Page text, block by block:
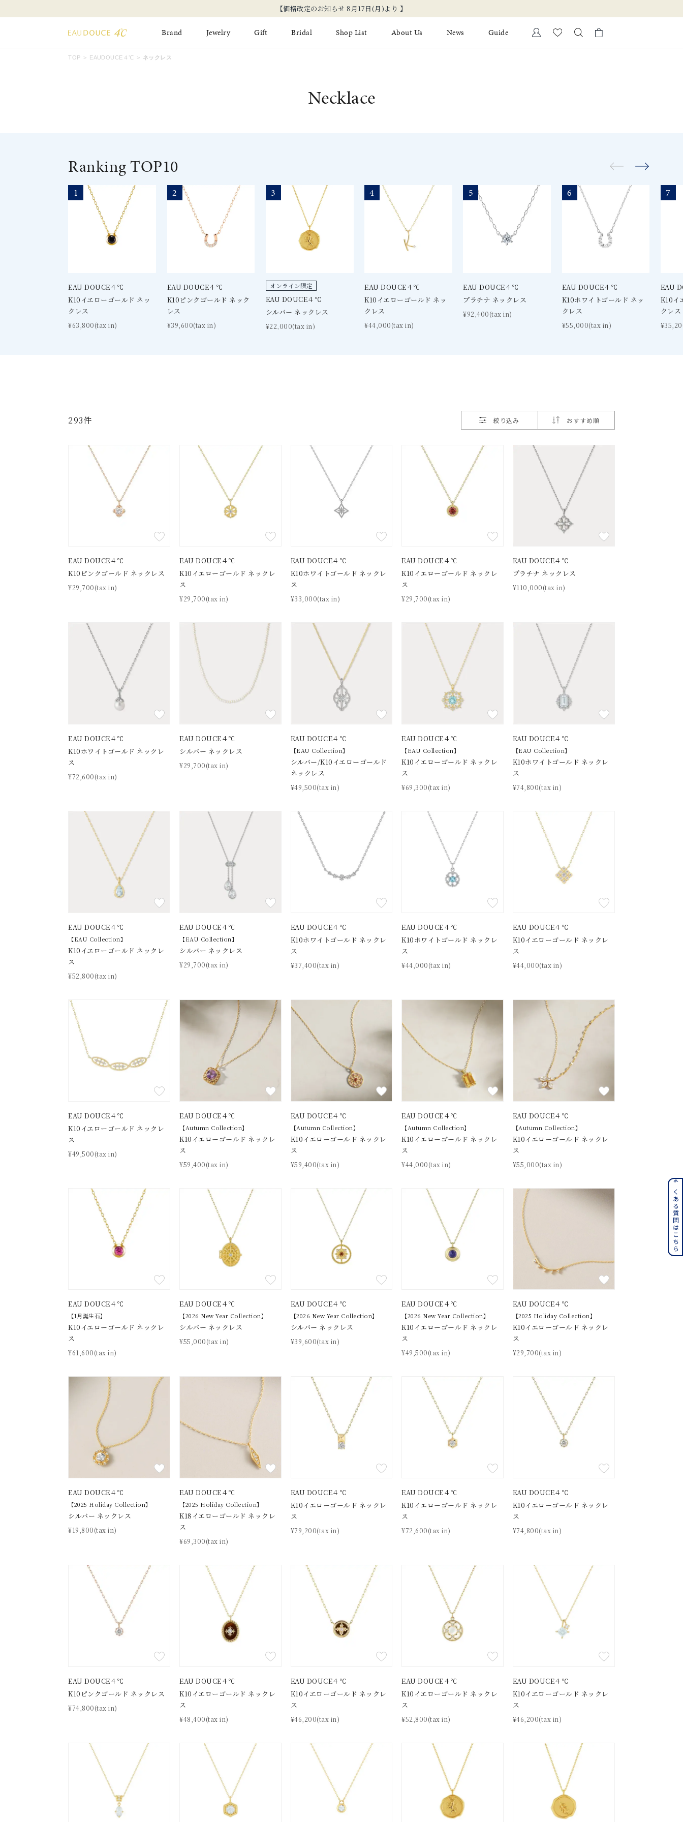
【価格改定のお知らせ 8月17日(月)より 】
Brand Jewelry
Earring
Gift Bridal Shop List About Us News Guide
キーワードで検索する
人気検索キーワード #ペア #ハーフエタニティリング #メンズ ネックレス
カテゴリー
カラー イエローカラー ホワイトカラー トリプルカラー その他
誕生石
1月の誕生石 3月の誕生石 5月の誕生石
6月の誕生石
7月の誕生石
9月の誕生石 11月の誕生石 12月の誕生石
フラワー
クロス
星座 イニシャル リボン その他
クリア ピンク パープル グリーン イエロー
ブラウン
レッド
ファッションテイスト フェミニン エレガント カジュアル フォーマル モード シンプル ユニセックス
ご褒美 デート 結婚式
コレクション
耳周りジュエリー
ベストセレクション
公式オンラインショップ限定
リングサイズ
リングサイズ
在庫ありのみ すべて表示
リセット 絞り込んで検索する
TOP EAUDOUCE４℃ ネックレス
Necklace
Ranking TOP10
1
EAU DOUCE４℃
K10イエローゴールド ネッ
クレス
¥63,800(tax in)
2
EAU DOUCE４℃
K10ピンクゴールド ネック
レス
¥39,600(tax in)
3
オンライン限定
EAU DOUCE４℃
シルバー ネックレス
¥22,000(tax in)
4
EAU DOUCE４℃
K10イエローゴールド ネッ
クレス
¥44,000(tax in)
5
EAU DOUCE４℃
プラチナ ネックレス
¥92,400(tax in)
6
EAU DOUCE４℃
K10ホワイトゴールド ネッ
クレス
¥55,000(tax in)
7
EAU
K10イ
クレス
293件 絞り込み おすすめ順
お気に入り登録数
並び替え
EAU DOUCE４℃
K10ピンクゴールド ネックレス
¥29,700(tax in)
EAU DOUCE４℃
K10イエローゴールド ネックレ
ス
¥29,700(tax in)
EAU DOUCE４℃
K10ホワイトゴールド ネックレ
ス
¥33,000(tax in)
EAU DOUCE４℃
K10イエローゴールド ネックレ
ス
¥29,700(tax in)
EAU DOUCE４℃
プラチナ ネックレス
¥110,000(tax in)
EAU DOUCE４℃
K10ホワイトゴールド ネックレ
ス
¥72,600(tax in)
EAU DOUCE４℃
シルバー ネックレス
¥29,700(tax in)
EAU DOUCE４℃
【EAU Collection】
シルバー/K10イエローゴールド
ネックレス
¥49,500(tax in)
EAU DOUCE４℃
【EAU Collection】
K10イエローゴールド ネックレ
ス
¥69,300(tax in)
EAU DOUCE４℃
【EAU Collection】
K10ホワイトゴールド ネックレ
ス
¥74,800(tax in)
EAU DOUCE４℃
【EAU Collection】
K10イエローゴールド ネックレ
ス
¥52,800(tax in)
EAU DOUCE４℃
【EAU Collection】
シルバー ネックレス
¥29,700(tax in)
EAU DOUCE４℃
K10ホワイトゴールド ネックレ
ス
¥37,400(tax in)
EAU DOUCE４℃
K10ホワイトゴールド ネックレ
ス
¥44,000(tax in)
EAU DOUCE４℃
K10イエローゴールド ネックレ
ス
¥44,000(tax in)
EAU DOUCE４℃
K10イエローゴールド ネックレ
ス
¥49,500(tax in)
EAU DOUCE４℃
【Autumn Collection】
K10イエローゴールド ネックレ
ス
¥59,400(tax in)
EAU DOUCE４℃
【Autumn Collection】
K10イエローゴールド ネックレ
ス
¥59,400(tax in)
EAU DOUCE４℃
【Autumn Collection】
K10イエローゴールド ネックレ
ス
¥44,000(tax in)
EAU DOUCE４℃
【Autumn Collection】
K10イエローゴールド ネックレ
ス
¥55,000(tax in)
EAU DOUCE４℃
【1月誕生石】
K10イエローゴールド ネックレ
ス
¥61,600(tax in)
EAU DOUCE４℃
【2026 New Year Collection】
シルバー ネックレス
¥55,000(tax in)
EAU DOUCE４℃
【2026 New Year Collection】
シルバー ネックレス
¥39,600(tax in)
EAU DOUCE４℃
【2026 New Year Collection】
K10イエローゴールド ネックレ
ス
¥49,500(tax in)
EAU DOUCE４℃
【2025 Holiday Collection】
K10イエローゴールド ネックレ
ス
¥29,700(tax in)
EAU DOUCE４℃
【2025 Holiday Collection】
シルバー ネックレス
¥19,800(tax in)
EAU DOUCE４℃
【2025 Holiday Collection】
K18イエローゴールド ネックレ
ス
¥69,300(tax in)
EAU DOUCE４℃
K10イエローゴールド ネックレ
ス
¥79,200(tax in)
EAU DOUCE４℃
K10イエローゴールド ネックレ
ス
¥72,600(tax in)
EAU DOUCE４℃
K10イエローゴールド ネックレ
ス
¥74,800(tax in)
EAU DOUCE４℃
K10ピンクゴールド ネックレス
¥74,800(tax in)
EAU DOUCE４℃
K10イエローゴールド ネックレ
ス
¥48,400(tax in)
EAU DOUCE４℃
K10イエローゴールド ネックレ
ス
¥46,200(tax in)
EAU DOUCE４℃
K10イエローゴールド ネックレ
ス
¥52,800(tax in)
EAU DOUCE４℃
K10イエローゴールド ネックレ
ス
¥46,200(tax in)
よくある質問はこちら